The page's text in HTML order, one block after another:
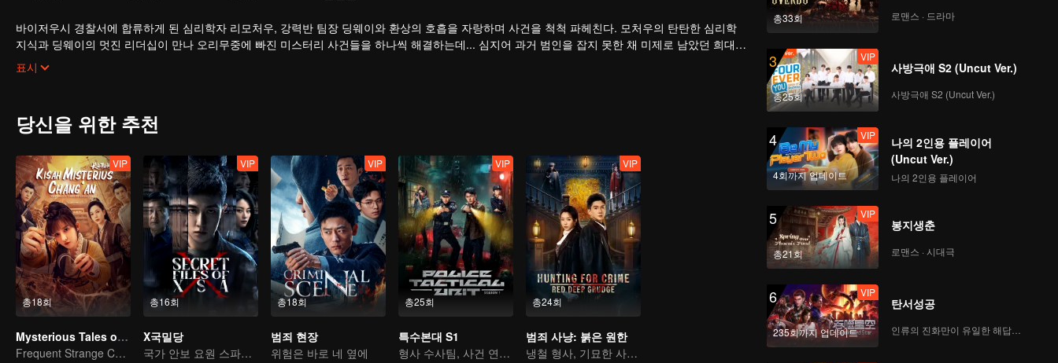
바이저우시 경찰서에 합류하게 된 심리학자 리모처우, 강력반 팀장 딩웨이와 환상의 호흡을 자랑하며 사건을 척척 파헤친다. 모처우의 탄탄한 심리학
지식과 딩웨이의 멋진 리더십이 만나 오리무중에 빠진 미스터리 사건들을 하나씩 해결하는데... 심지어 과거 범인을 잡지 못한 채 미제로 남았던 희대의
사건마저 해결하게 된다!
표시
당신을 위한 추천
총18회
VIP
Mysterious Tales of Chang'An
Frequent Strange Cases in Chang'an! Only For The Daring People
총16회
VIP
X국밀당
국가 안보 요원 스파이의 음모를 분쇄하다
총18회
VIP
범죄 현장
위험은 바로 네 옆에
총25회
VIP
특수본대 S1
형사 수사팀, 사건 연속 해결
총24회
VIP
범죄 사냥: 붉은 원한
냉철 형사, 기묘한 사건을 파헤쳐 범인을 추적하다
총33회 로맨스 · 드라마
3
총25회
VIP
사방극애 S2 (Uncut Ver.)
사방극애 S2 (Uncut Ver.)
4
4회까지 업데이트
VIP
나의 2인용 플레이어
(Uncut Ver.)
나의 2인용 플레이어
5
총21회
VIP
봉지생춘
로맨스 · 시대극
6
235회까지 업데이트
VIP
탄서성공
인류의 진화만이 유일한 해답이다